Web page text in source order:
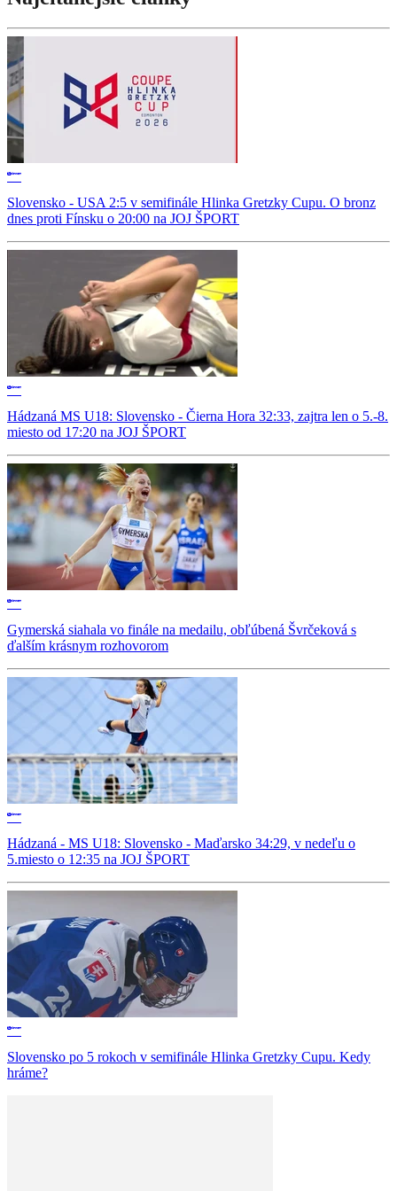
Slovensko - USA 2:5 v semifinále Hlinka Gretzky Cupu. O bronz
dnes proti Fínsku o 20:00 na JOJ ŠPORT
Hádzaná MS U18: Slovensko - Čierna Hora 32:33, zajtra len o 5.-8.
miesto od 17:20 na JOJ ŠPORT
Gymerská siahala vo finále na medailu, obľúbená Švrčeková s
ďalším krásnym rozhovorom
Hádzaná - MS U18: Slovensko - Maďarsko 34:29, v nedeľu o
5.miesto o 12:35 na JOJ ŠPORT
Slovensko po 5 rokoch v semifinále Hlinka Gretzky Cupu. Kedy
hráme?